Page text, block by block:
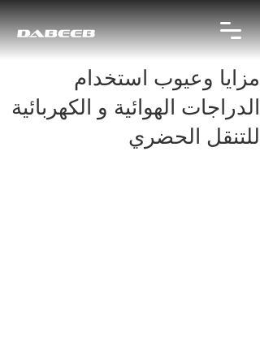
مزايا وعيوب استخدام
الدراجات الهوائية و الكهربائية
للتنقل الحضري